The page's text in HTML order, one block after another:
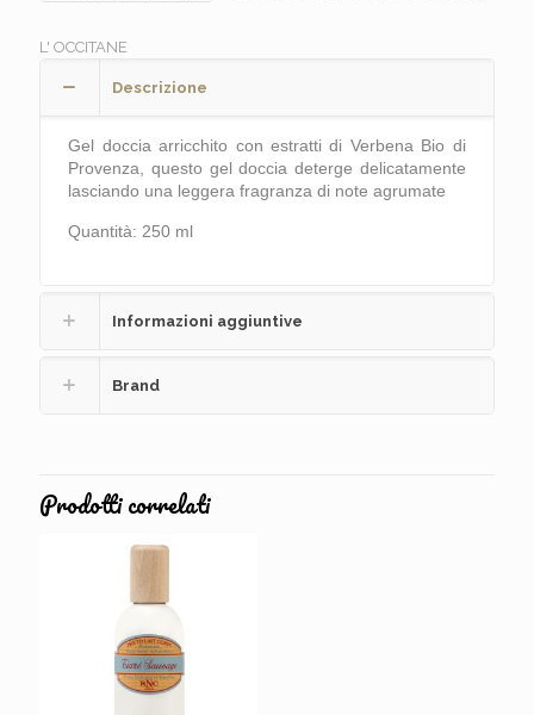
L' OCCITANE
Descrizione
Gel doccia arricchito con estratti di Verbena Bio di
Provenza, questo gel doccia deterge delicatamente
lasciando una leggera fragranza di note agrumate
Quantità: 250 ml
Informazioni aggiuntive
Brand
Prodotti correlati